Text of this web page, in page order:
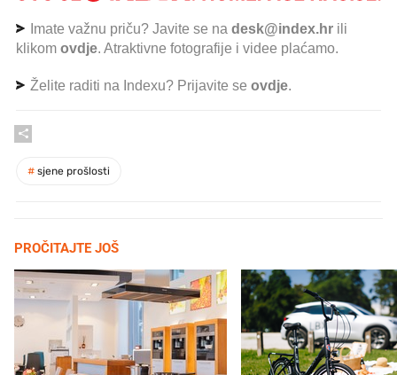
Imate važnu priču? Javite se na desk@index.hr ili
klikom ovdje. Atraktivne fotografije i videe plaćamo.
Želite raditi na Indexu? Prijavite se ovdje.
# sjene prošlosti
PROČITAJTE JOŠ